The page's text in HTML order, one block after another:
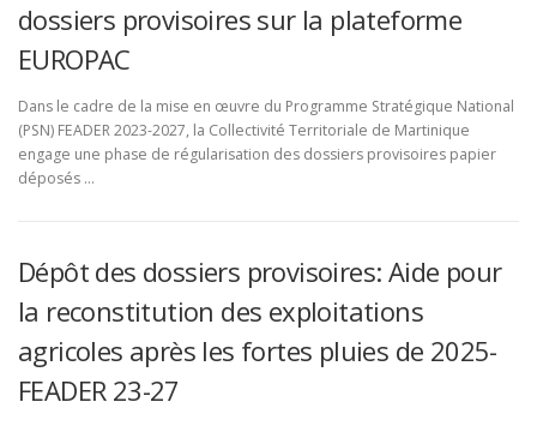
SIGNALER UNE FRAUDE
dossiers provisoires sur la plateforme
EUROPAC
Dans le cadre de la mise en œuvre du Programme Stratégique National
(PSN) FEADER 2023-2027, la Collectivité Territoriale de Martinique
engage une phase de régularisation des dossiers provisoires papier
déposés …
Dépôt des dossiers provisoires: Aide pour
la reconstitution des exploitations
agricoles après les fortes pluies de 2025-
FEADER 23-27